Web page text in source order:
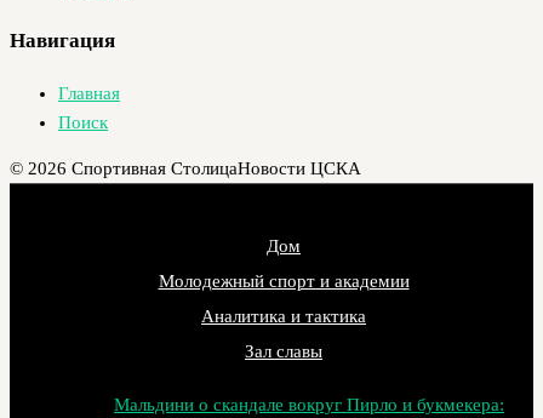
Навигация
Главная
Поиск
© 2026 Спортивная СтолицаНовости ЦСКА
Дом
Молодежный спорт и академии
Аналитика и тактика
Зал славы
Мальдини о скандале вокруг Пирло и букмекера: